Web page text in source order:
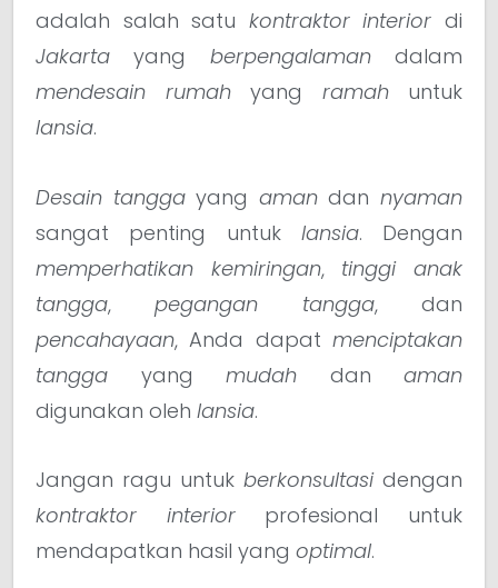
adalah salah satu kontraktor interior di
Jakarta yang berpengalamandalam
mendesain
rumahyang ramahuntuk
lansia.
Desain tanggayang amandannyaman
sangat penting untuk lansia. Dengan
memperhatikan
kemiringan, tinggi anak
tangga,pegangan tangga, dan
pencahayaan, Anda dapat menciptakan
tangga yang mudah dan aman
digunakan oleh lansia.
Jangan ragu untuk berkonsultasidengan
kontraktor interiorprofesional untuk
mendapatkan hasil yang optimal.